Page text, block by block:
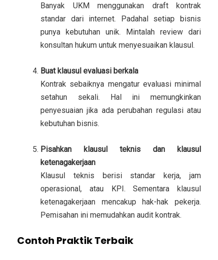
Banyak UKM menggunakan draft kontrak
standar dari internet. Padahal setiap bisnis
punya kebutuhan unik. Mintalah review dari
konsultan hukum untuk menyesuaikan klausul.
Buat klausul evaluasi berkala
Kontrak sebaiknya mengatur evaluasi minimal
setahun sekali. Hal ini memungkinkan
penyesuaian jika ada perubahan regulasi atau
kebutuhan bisnis.
Pisahkan klausul teknis dan klausul
ketenagakerjaan
Klausul teknis berisi standar kerja, jam
operasional, atau KPI. Sementara klausul
ketenagakerjaan mencakup hak-hak pekerja.
Pemisahan ini memudahkan audit kontrak.
Contoh Praktik Terbaik